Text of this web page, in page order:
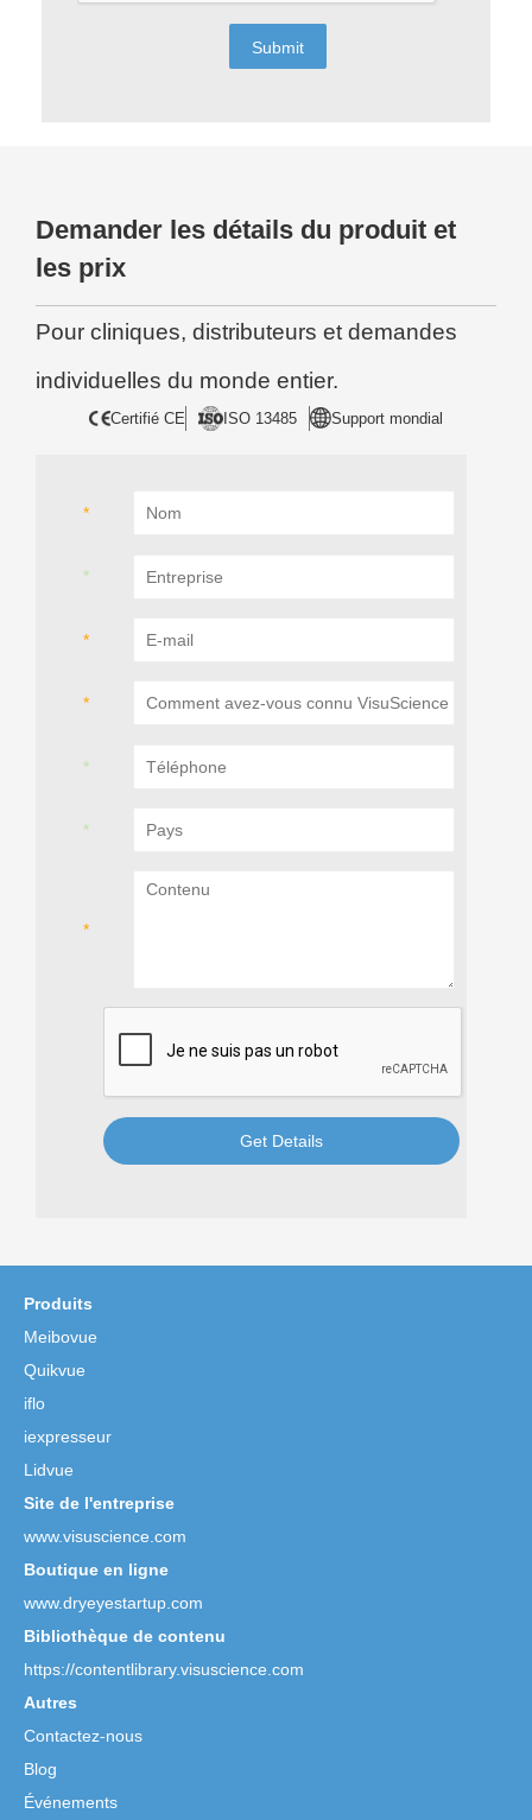
Submit
Demander les détails du produit et
les prix
Pour cliniques, distributeurs et demandes
individuelles du monde entier.
Certifié CE ISO 13485 Support mondial
Get Details
Produits
Meibovue
Quikvue
iflo
iexpresseur
Lidvue
Site de l'entreprise
www.visuscience.com
Boutique en ligne
www.dryeyestartup.com
Bibliothèque de contenu
https://contentlibrary.visuscience.com
Autres
Contactez-nous
Blog
Événements